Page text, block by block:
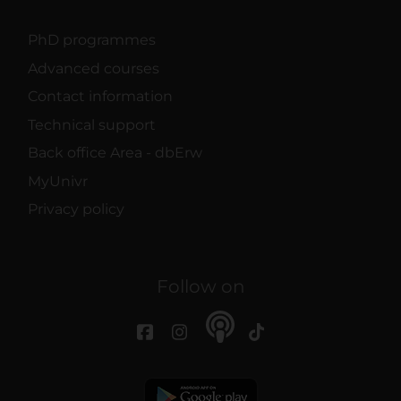
PhD programmes
Advanced courses
Contact information
Technical support
Back office Area - dbErw
MyUnivr
Privacy policy
Follow on